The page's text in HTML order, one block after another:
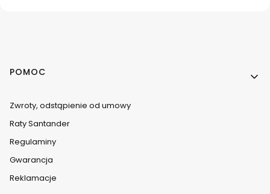
Linki w stopce
POMOC
Zwroty, odstąpienie od umowy
Raty Santander
Regulaminy
Gwarancja
Reklamacje